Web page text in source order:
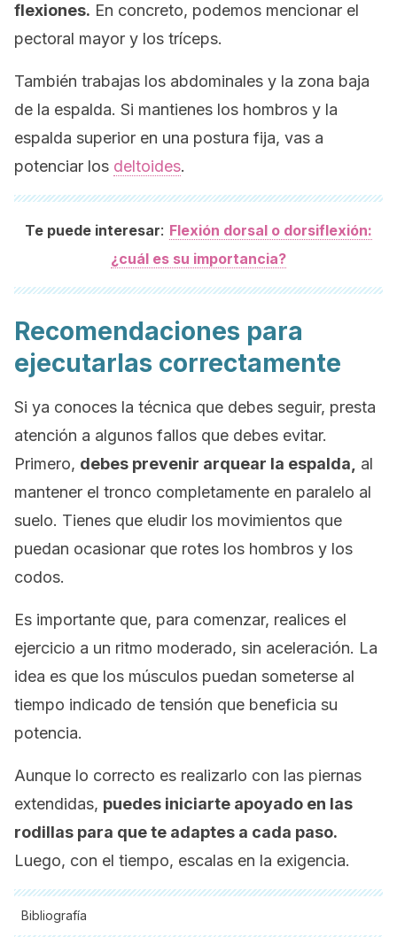
flexiones. En concreto, podemos mencionar el
pectoral mayor y los tríceps.
También trabajas los abdominales y la zona baja
de la espalda. Si mantienes los hombros y la
espalda superior en una postura fija, vas a
potenciar los deltoides.
Te puede interesar: Flexión dorsal o dorsiflexión:
¿cuál es su importancia?
Recomendaciones para
ejecutarlas correctamente
Si ya conoces la técnica que debes seguir, presta
atención a algunos fallos que debes evitar.
Primero, debes prevenir arquear la espalda,
al
mantener el tronco completamente en paralelo al
suelo. Tienes que eludir los movimientos que
puedan ocasionar que rotes los hombros y los
codos.
Es importante que, para comenzar, realices el
ejercicio a un ritmo moderado, sin aceleración. La
idea es que los músculos puedan someterse al
tiempo indicado de tensión que beneficia su
potencia.
Aunque lo correcto es realizarlo con las piernas
extendidas, puedes iniciarte apoyado en las
rodillas para que te adaptes a cada paso.
Luego, con el tiempo, escalas en la exigencia.
Bibliografía